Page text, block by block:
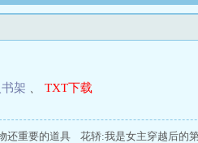
架
TXT下载
还重要的道具 花轿:我是女主穿越后的